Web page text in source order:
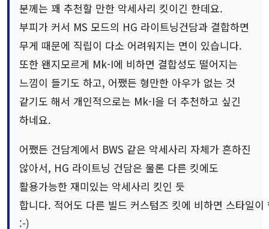
분께는 꽤 추천할 만한 악세사리 킷이긴 한데요.
부피가 커서 MS 모드의 HG 라이트닝건담과 결합하면
무게 때문에 직립이 다소 어려워지는 면이 있습니다.
또한 왠지모르게 Mk-I에 비하면 결합성도 떨어지는
느낌이 들기도 하고, 어쨌든 형만한 아우가 없는 것
같기도 해서 개인적으로는 Mk-I을 더 추천하고 싶긴
하네요.
어쨌든 건담계에서 BWS 같은 악세사리 자체가 흔하진
않아서, HG 라이트닝 건담은 물론 다른 킷에도
활용가능한 재미있는 악세사리 킷인 듯
합니다. 적어도 다른 빌드 커스텀즈 킷에 비하면 스타일
:-)